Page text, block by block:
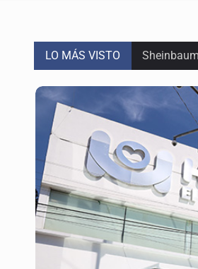
LO MÁS VISTO
SEP
Comité
LA
'Nadie nos
México
Casa
Anuncian